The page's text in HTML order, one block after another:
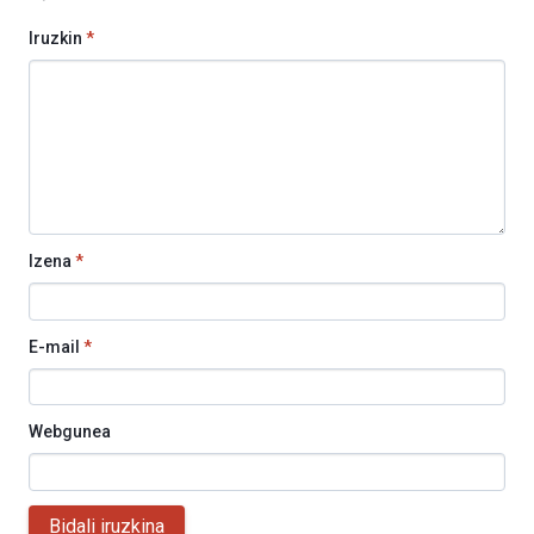
Iruzkin *
Izena*
E-mail *
Webgunea
Bidali iruzkina